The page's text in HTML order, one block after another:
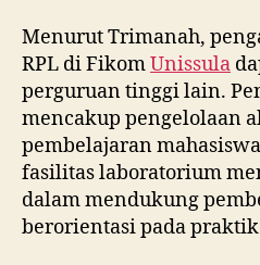
Menurut Trimanah,
RPL di FikomUnissula
perguruan tinggi lain.
mencakup pengelolaan
pembelajaran
fasilitas laboratorium
dalam mendukung
berorientasi pada